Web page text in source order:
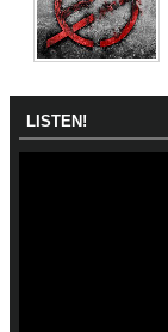
LISTEN!